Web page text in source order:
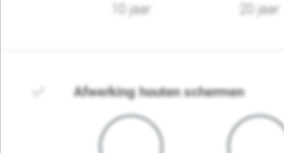
10 jaar
20 jaar
Afwerking houten schermen